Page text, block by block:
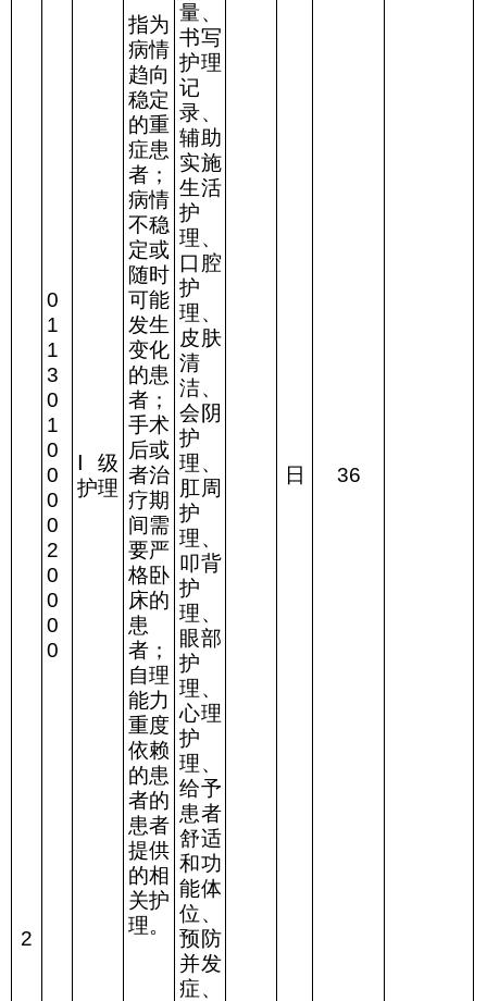
2
0
1
1
3
0
1
0
0
0
0
2
0
0
0
0
Ⅰ级
护理
指为
病情
趋向
稳定
的重
症患
者；
病情
不稳
定或
随时
可能
发生
变化
的患
者；
手术
后或
者治
疗期
间需
要严
格卧
床的
患
者；
自理
能力
重度
依赖
的患
者的
患者
提供
的相
关护
理。
量、
书写
护理
记
录、
辅助
实施
生活
护
理、
口腔
护
理、
皮肤
清
洁、
会阴
护
理、
肛周
护
理、
叩背
护
理、
眼部
护
理、
心理
护
理、
给予
患者
舒适
和功
能体
位、
预防
并发
症、
日 36